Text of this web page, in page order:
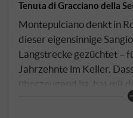
Tenuta di Gracciano della
Montepulciano denkt in
dieser eigensinnige
Langstrecke gezüchtet –
Jahrzehnte im Keller.
überzeugend ist, hat mit
Lagen Toraia und Casale